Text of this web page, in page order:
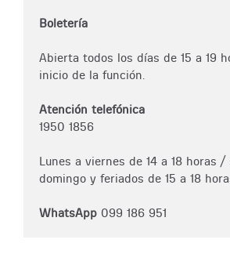
Boletería
Abierta todos los días de 15 a 19
inicio de la función.
Atención telefónica
1950 1856
Lunes a viernes de 14 a 18 horas /
domingo y feriados de 15 a 18
WhatsApp 099 186 951